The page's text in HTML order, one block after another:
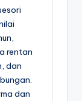
rentan
dan
dan